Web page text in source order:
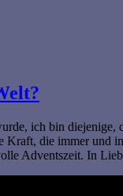
ich bin
die immer und
Adventszeit. In